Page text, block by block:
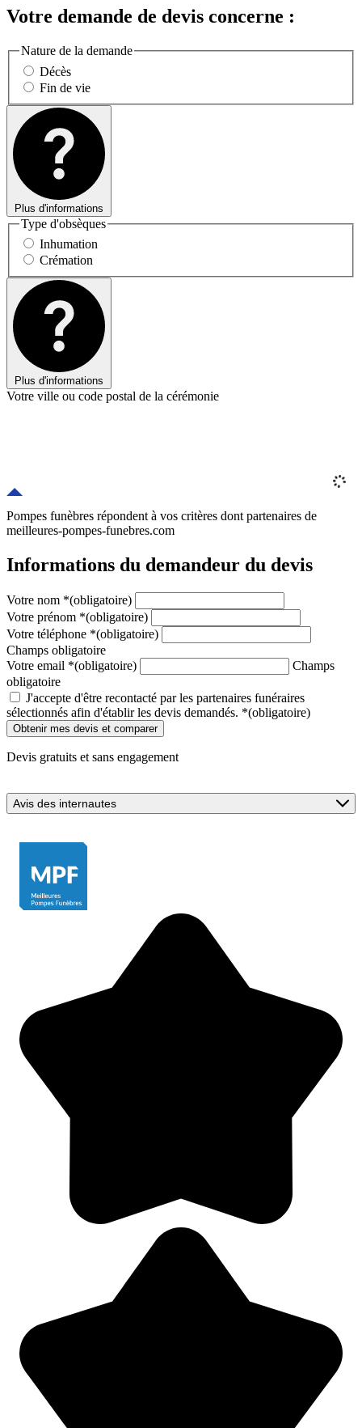
Votre demande de devis concerne :
Nature de la demande
Décès
Fin de vie
Plus d'informations
Type d'obsèques
Inhumation
Crémation
Plus d'informations
Votre ville ou code postal de la cérémonie
Pompes funèbres répondent à vos critères dont partenaires de
meilleures-pompes-funebres.com
Informations du demandeur du devis
Votre nom *(obligatoire)
Votre prénom *(obligatoire)
Votre téléphone *(obligatoire)
Champs obligatoire
Votre email *(obligatoire)
Champs
obligatoire
J'accepte d'être recontacté par les partenaires funéraires
sélectionnés afin d'établir les devis demandés. *(obligatoire)
Devis gratuits et sans engagement
Avis des internautes